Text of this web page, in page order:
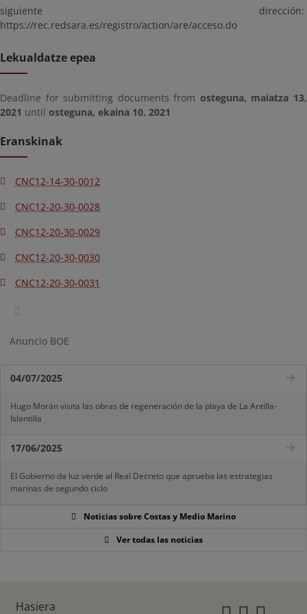
siguiente dirección:
https://rec.redsara.es/registro/action/are/acceso.do
Lekualdatze epea
Deadline for submitting documents from osteguna, maiatza 13,
2021 until osteguna, ekaina 10, 2021
Eranskinak
CNC12-14-30-0012
CNC12-20-30-0028
CNC12-20-30-0029
CNC12-20-30-0030
CNC12-20-30-0031
Anuncio BOE
04/07/2025
Hugo Morán visita las obras de regeneración de la playa de La Antilla-
Islantilla
17/06/2025
El Gobierno da luz verde al Real Decreto que aprueba las estrategias
marinas de segundo ciclo
Noticias sobre Costas y Medio Marino
Ver todas las noticias
Hasiera